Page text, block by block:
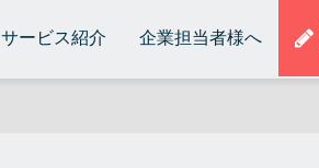
サービス紹介 企業担当者様へ